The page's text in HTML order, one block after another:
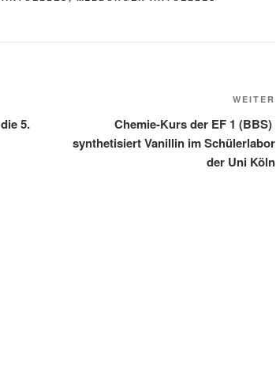
5.
WEITER
Chemie-Kurs der EF 1 (BBS)
synthetisiert Vanillin im Schülerlabor
der Uni Köln